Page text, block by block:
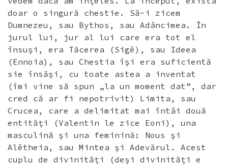
doar o singură chestie. Să-i zicem
Dumnezeu, sau Bythos, sau Adâncimea. În
jurul lui, jur al lui care era tot el
însuşi, era Tăcerea (Sigê), sau Ideea
(Ennoia), sau Chestia îşi era suficientă
sie însăşi, cu toate astea a inventat
(îmi vine să spun „la un moment dat”, dar
cred că ar fi nepotrivit) Limita, sau
Crucea, care a delimitat mai întâi două
entităţi (Valentin le zice Eoni), una
masculină şi una feminină: Nous şi
Alêtheia, sau Mintea şi Adevărul. Acest
cuplu de divinităţi (deşi divinităţi e